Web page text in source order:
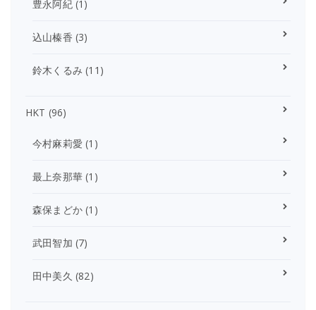
豊永阿紀(1)
込山榛香 (3)
鈴木くるみ (11)
HKT (96)
今村麻莉愛 (1)
最上奈那華 (1)
森保まどか (1)
武田智加 (7)
田中美久 (82)